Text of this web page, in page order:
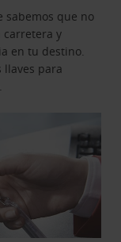
sabemos que no
carretera y
en tu destino.
llaves para